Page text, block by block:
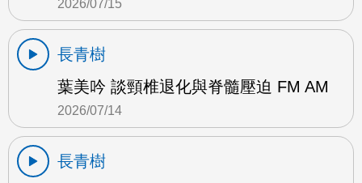
2026/07/15
長青樹
葉美吟 談頸椎退化與脊髓壓迫 FM AM
2026/07/14
長青樹